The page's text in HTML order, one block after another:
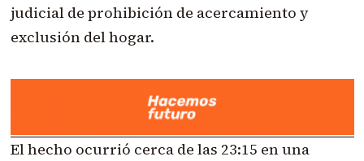
judicial de prohibición de acercamiento y
exclusión del hogar.
El hecho ocurrió cerca de las 23:15 en una